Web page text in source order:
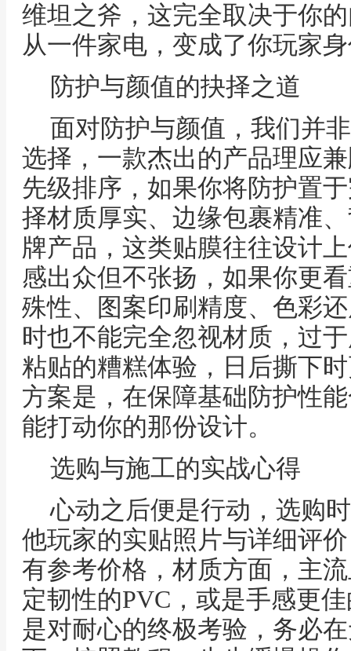
维坦之斧，这完全取决于你
从一件家电，变成了你玩家
防护与颜值的抉择之道
面对防护与颜值，我们并
选择，一款杰出的产品理应
先级排序，如果你将防护置
择材质厚实、边缘包裹精准
牌产品，这类贴膜往往设计
感出众但不张扬，如果你更
殊性、图案印刷精度、色彩
时也不能完全忽视材质，过
粘贴的糟糕体验，日后撕下
方案是，在保障基础防护性
能打动你的那份设计。
选购与施工的实战心得
心动之后便是行动，选购
他玩家的实贴照片与详细评
有参考价格，材质方面，主
定韧性的PVC，或是手感更
是对耐心的终极考验，务必